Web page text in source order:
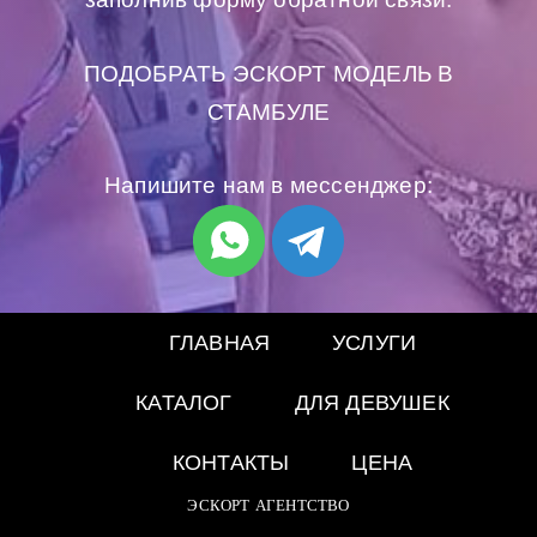
ПОДОБРАТЬ ЭСКОРТ МОДЕЛЬ В
СТАМБУЛЕ
Напишите нам в мессенджер:
ГЛАВНАЯ УСЛУГИ
КАТАЛОГ ДЛЯ ДЕВУШЕК
КОНТАКТЫ ЦЕНА
ЭСКОРТ АГЕНТСТВО